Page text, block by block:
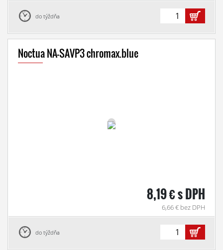
do týždňa
Noctua NA-SAVP3 chromax.blue
8,19 € s DPH
6,66 € bez DPH
do týždňa